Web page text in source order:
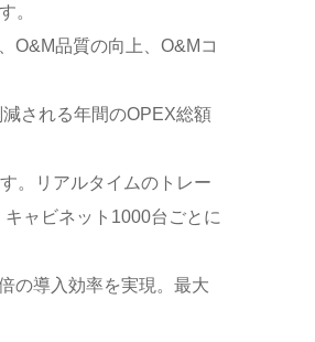
。
O&M品質の向上、O&Mコ
される年間のOPEX総額
。リアルタイムのトレー
ャビネット1000台ごとに
の導入効率を実現。最大